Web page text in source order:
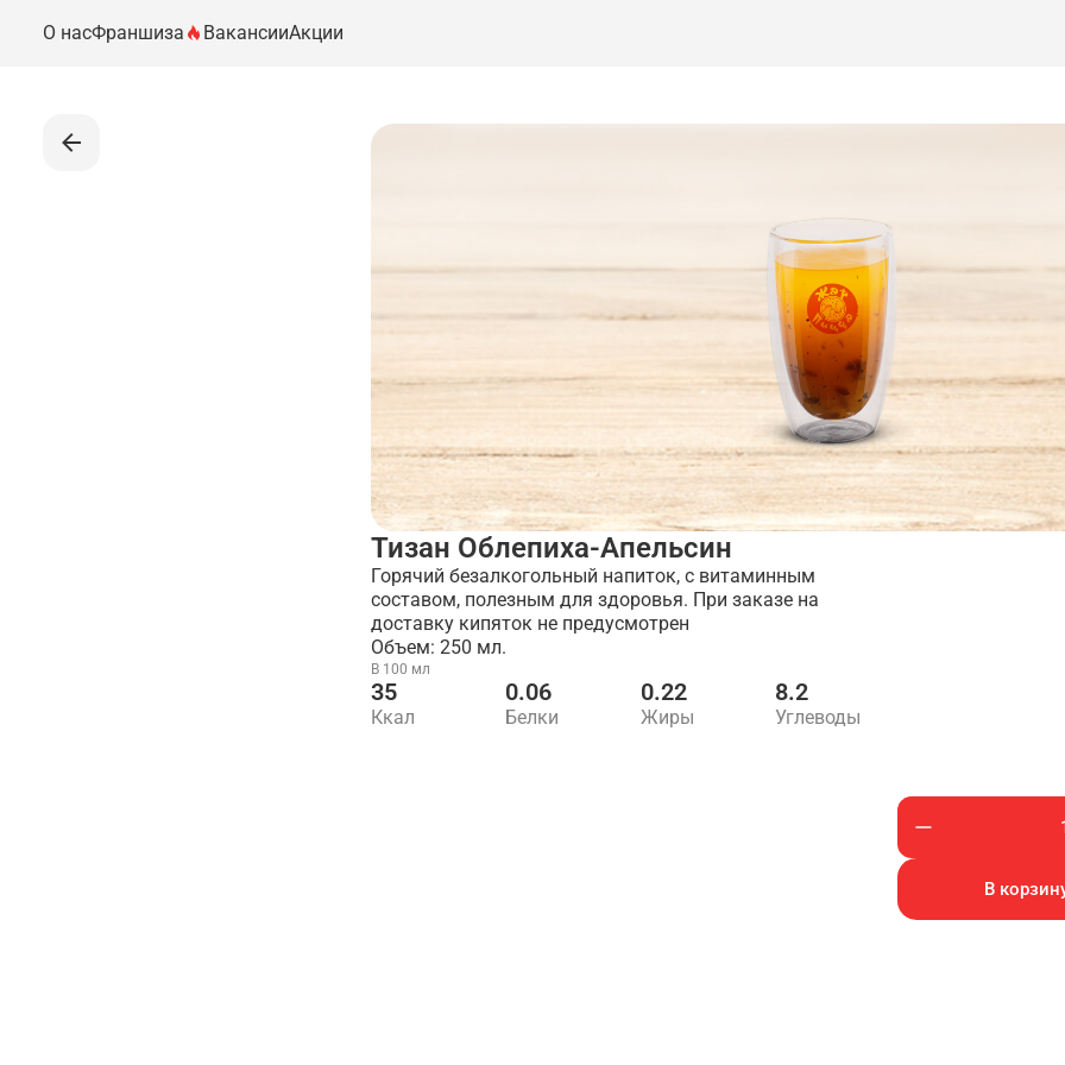
О насФраншиза ВакансииАкции
Тизан Облепиха-Апельсин
Горячий безалкогольный напиток, с витаминным
составом, полезным для здоровья. При заказе на
доставку кипяток не предусмотрен
Объем: 250 мл.
В 100 мл
35
Ккал
0.06
Белки
0.22
Жиры
8.2
Углеводы
В